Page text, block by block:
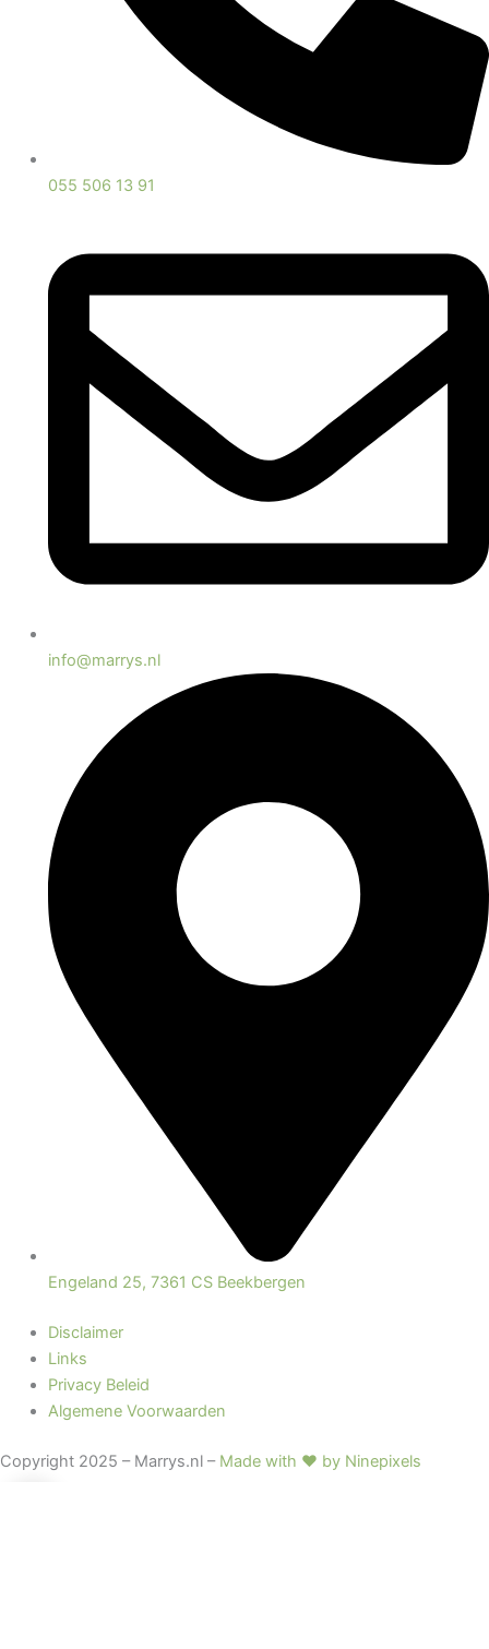
055 506 13 91
info@marrys.nl
Engeland 25, 7361 CS Beekbergen
Disclaimer
Links
Privacy Beleid
Algemene Voorwaarden
Copyright 2025 – Marrys.nl – Made with ♥ by Ninepixels